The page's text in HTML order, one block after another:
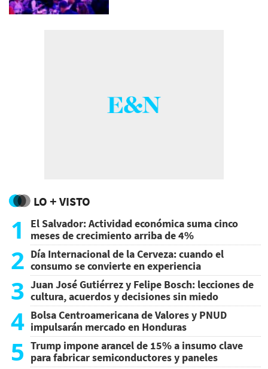
LO + VISTO
1
El Salvador: Actividad económica suma cinco
meses de crecimiento arriba de 4%
2 Día Internacional de la Cerveza: cuando el
consumo se convierte en experiencia
3 Juan José Gutiérrez y Felipe Bosch: lecciones de
cultura, acuerdos y decisiones sin miedo
4 Bolsa Centroamericana de Valores y PNUD
impulsarán mercado en Honduras
5 Trump impone arancel de 15% a insumo clave
para fabricar semiconductores y paneles